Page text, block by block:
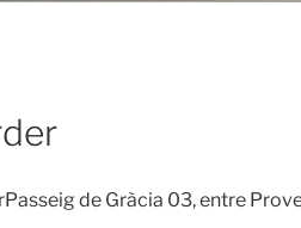
de Gràcia 03, entre